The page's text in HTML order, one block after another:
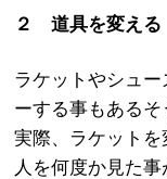
２ 道具を変える
ラケットやシュ
ーする事もあるそ
実際、ラケット
人を何度か見た事